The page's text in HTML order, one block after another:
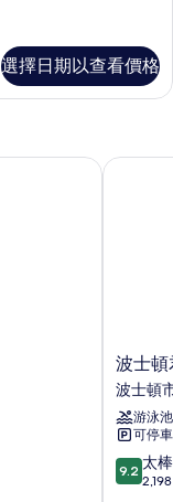
選擇日期以查看價格
波
士
頓
君
悅
飯
店
波士頓
波士頓
游泳池
可停車
9.2
分，
9.2 太
波士頓